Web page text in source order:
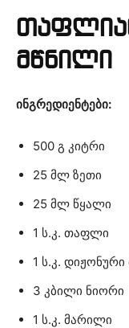
მწნილი
ინგრედიენტები:
500 გ კიტრი
25 მლ ზეთი
25 მლ წყალი
1 ს.კ. თაფლი
1 ს.კ.
3 კბილი ნიორი
1 ს.კ. მარილი